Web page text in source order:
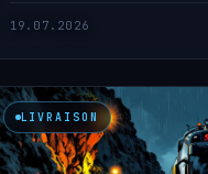
19.07.2026
LIVRAISON